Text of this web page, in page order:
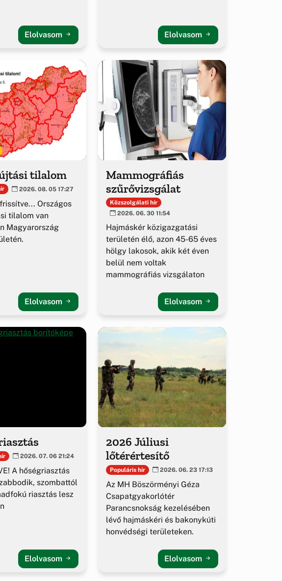
Elolvasom Elolvasom
tilalom
2026. 08. 05 17:27
Országos
tilalom van
Magyarország
Elolvasom
Mammográfiás
szűrővizsgálat
Közszolgálati hír
2026. 06. 30 11:54
Hajmáskér közigazgatási
területén élő, azon 45-65 éves
hölgy lakosok, akik két éven
belül nem voltak
mammográfiás vizsgálaton
Elolvasom
2026. 07. 06 21:24
A hőségriasztás
szombattól
riasztás lesz
Elolvasom
2026 Júliusi
lőtérértesítő
Populáris hír 2026. 06. 23 17:13
Az MH Böszörményi Géza
Csapatgyakorlótér
Parancsnokság kezelésében
lévő hajmáskéri és bakonykúti
honvédségi területeken.
Elolvasom